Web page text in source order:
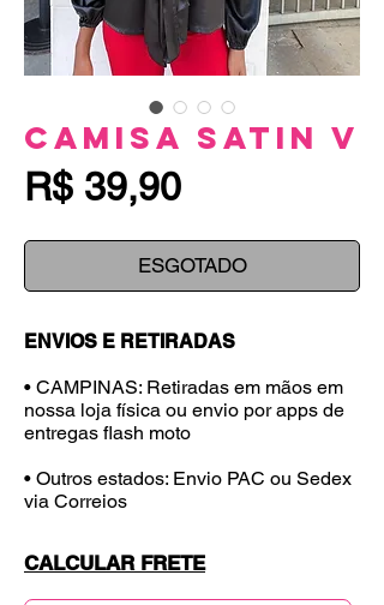
Camisa Satin V
R$ 39,90Preço
ESGOTADO
ENVIOS E RETIRADAS
• CAMPINAS: Retiradas em mãos em
nossa loja física ou envio por apps de
entregas flash moto
• Outros estados: Envio PAC ou Sedex
via Correios
CALCULAR FRETE